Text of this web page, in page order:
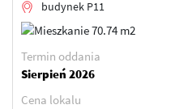
budynek P11
Termin oddania
Sierpień 2026
Cena lokalu